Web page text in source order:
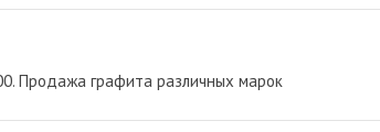
Продажа графита различных марок